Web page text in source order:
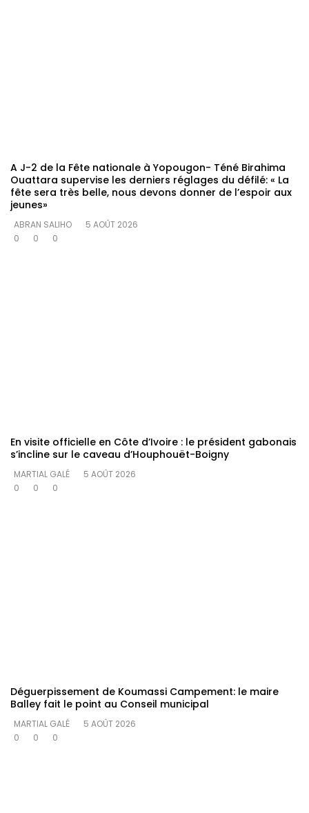
A J-2 de la Fête nationale à Yopougon- Téné Birahima
Ouattara supervise les derniers réglages du défilé: « La
fête sera très belle, nous devons donner de l’espoir aux
jeunes»
ABRAN SALIHO
5 AOÛT 2026
0
0 0
En visite officielle en Côte d’Ivoire : le président gabonais
s’incline sur le caveau d’Houphouët-Boigny
MARTIAL GALÉ
5 AOÛT 2026
0
0 0
Déguerpissement de Koumassi Campement: le maire
Balley fait le point au Conseil municipal
MARTIAL GALÉ
5 AOÛT 2026
0
0 0